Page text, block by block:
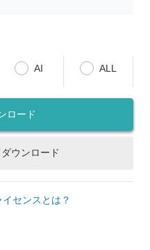
AI ALL
ロード
ウンロード
センスとは？